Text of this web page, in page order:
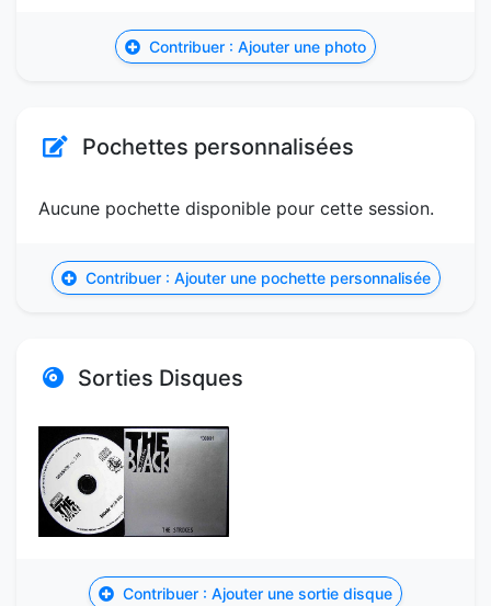
Contribuer : Ajouter une photo
Pochettes personnalisées
Aucune pochette disponible pour cette session.
Contribuer : Ajouter une pochette personnalisée
Sorties Disques
Contribuer : Ajouter une sortie disque